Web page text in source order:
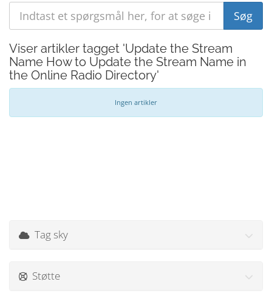
Viser artikler tagget 'Update the Stream
Name How to Update the Stream Name in
the Online Radio Directory'
Ingen artikler
Tag sky
Støtte